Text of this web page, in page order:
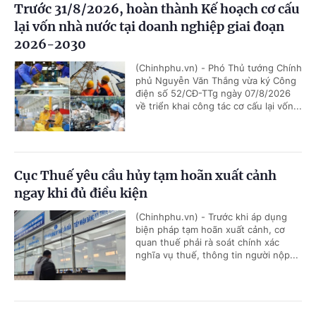
Trước 31/8/2026, hoàn thành Kế hoạch cơ cấu
lại vốn nhà nước tại doanh nghiệp giai đoạn
2026-2030
(Chinhphu.vn) - Phó Thủ tướng Chính
phủ Nguyễn Văn Thắng vừa ký Công
điện số 52/CĐ-TTg ngày 07/8/2026
về triển khai công tác cơ cấu lại vốn...
Cục Thuế yêu cầu hủy tạm hoãn xuất cảnh
ngay khi đủ điều kiện
(Chinhphu.vn) - Trước khi áp dụng
biện pháp tạm hoãn xuất cảnh, cơ
quan thuế phải rà soát chính xác
nghĩa vụ thuế, thông tin người nộp...